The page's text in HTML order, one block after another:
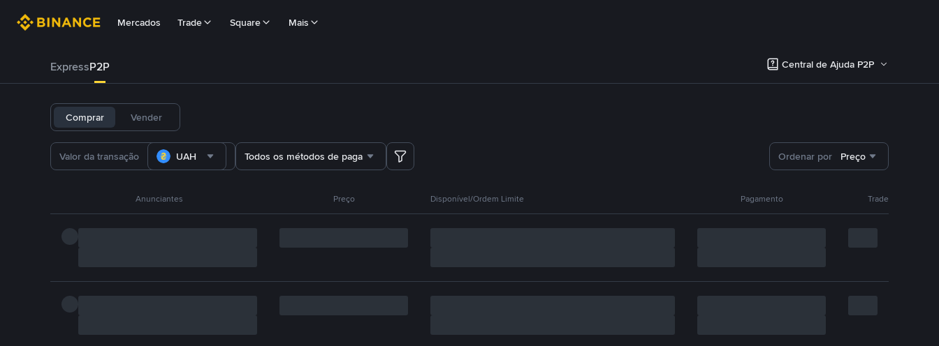
Mercados Trade Square Mais
ExpressP2P Central de Ajuda P2P
Comprar Vender
UAH Todos os métodos de pagamento Ordenar por Preço
Anunciantes Preço Disponível/Ordem Limite Pagamento Trade